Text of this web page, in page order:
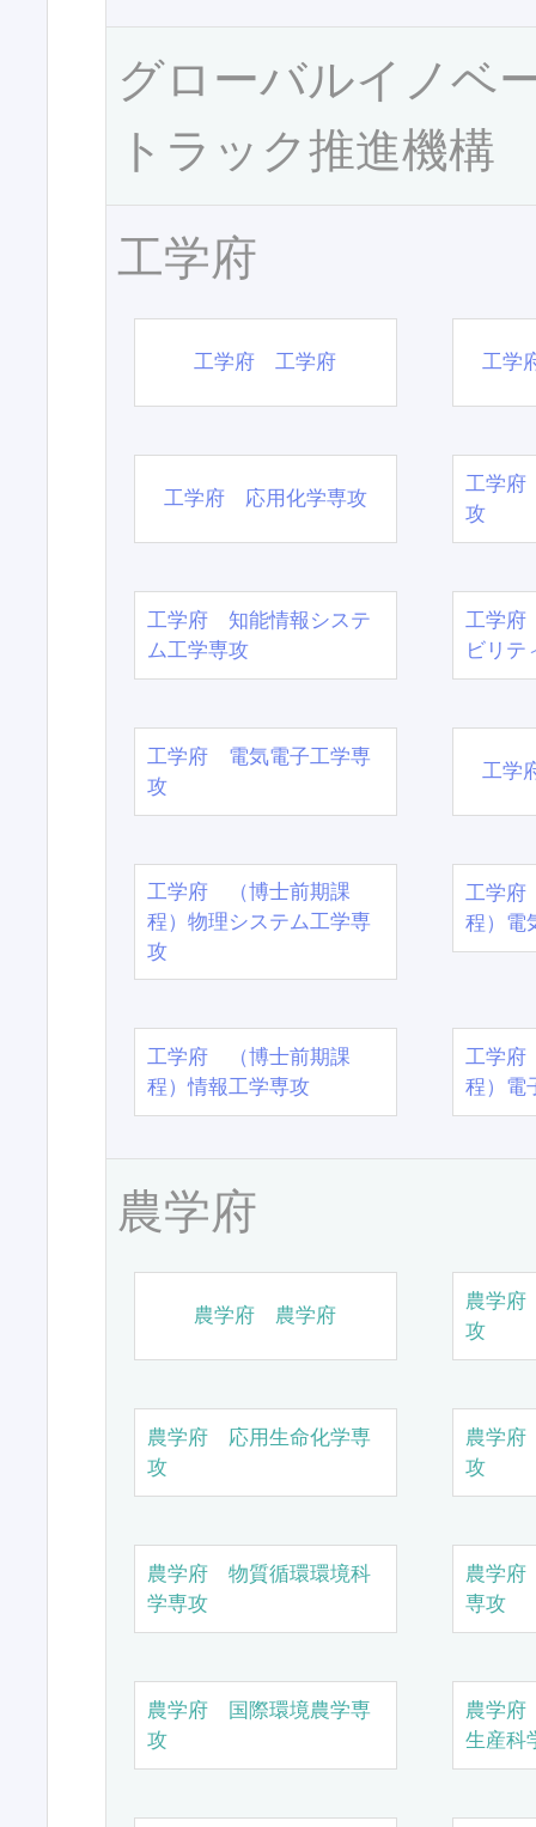
グローバルイノベ
トラック推進機構
工学府
工学府 工学府 工学
工学府 応用化学専攻
工学府
攻
工学府 知能情報システ
ム工学専攻
工学府
ビリテ
工学府 電気電子工学専
攻
工学
工学府 （博士前期課
程）物理システム工学専
攻
工学
程）電
工学府 （博士前期課
程）情報工学専攻
工学
程）電
農学府
農学府 農学府
農学
攻
農学府 応用生命化学専
攻
農学
攻
農学府 物質循環環境科
学専攻
農学
専攻
農学府 国際環境農学専
攻
農学
生産科